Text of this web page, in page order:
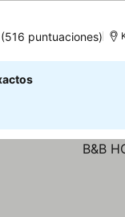
(516 puntuaciones)